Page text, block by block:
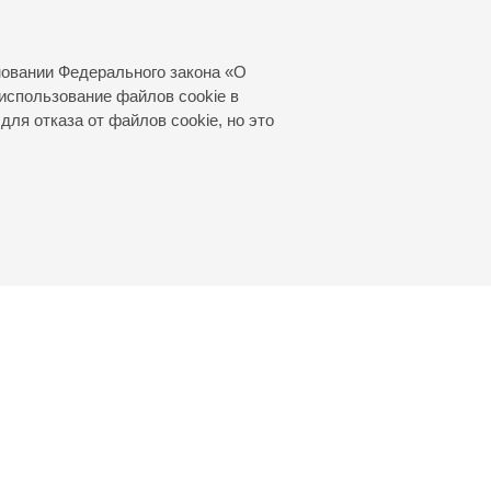
Федерального закона «О
файлов cookie в
отказа от файлов cookie, но это